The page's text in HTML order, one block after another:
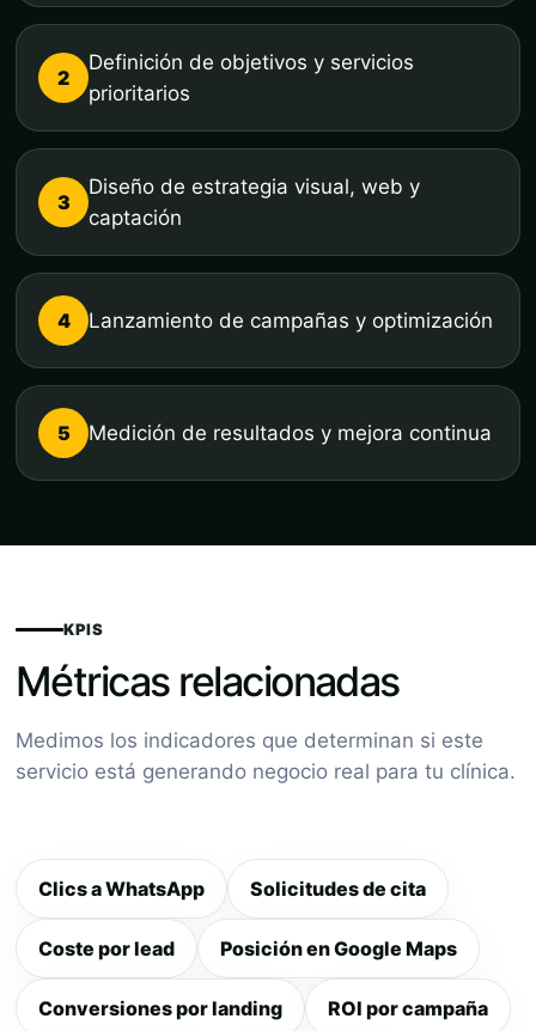
2
Definición de objetivos y servicios
prioritarios
3
Diseño de estrategia visual, web y
captación
4 Lanzamiento de campañas y optimización
5 Medición de resultados y mejora continua
KPIS
Métricas relacionadas
Medimos los indicadores que determinan si este
servicio está generando negocio real para tu clínica.
Clics a WhatsApp Solicitudes de cita
Coste por lead Posición en Google Maps
Conversiones por landing ROI por campaña